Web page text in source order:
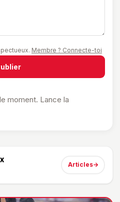
Membre ? Connecte-toi
moment. Lance la
Articles→